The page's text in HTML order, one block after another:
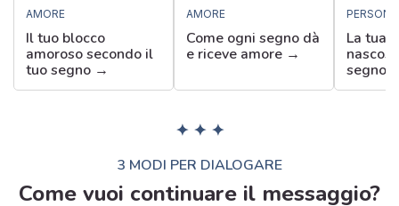
AMORE
Il tuo blocco
amoroso secondo il
tuo segno →
AMORE
Come ogni segno dà
e riceve amore →
La tua
segno
✦ ✦ ✦
3 MODI PER DIALOGARE
Come vuoi continuare il messaggio?